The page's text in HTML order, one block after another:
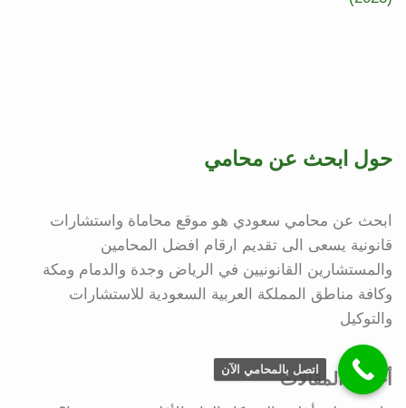
حول ابحث عن محامي
ابحث عن محامي سعودي هو موقع محاماة واستشارات
قانونية يسعى الى تقديم ارقام افضل المحامين
والمستشارين القانونيين في الرياض وجدة والدمام ومكة
وكافة مناطق المملكة العربية السعودية للاستشارات
والتوكيل
أحدث المقالاتاتصل بالمحامي الآن